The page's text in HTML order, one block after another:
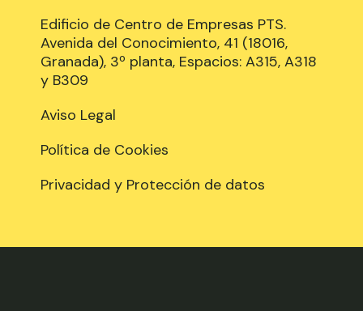
Edificio de Centro de Empresas PTS.
Avenida del Conocimiento, 41 (18016,
Granada), 3º planta, Espacios: A315, A318
y B309
Aviso Legal
Política de Cookies
Privacidad y Protección de datos